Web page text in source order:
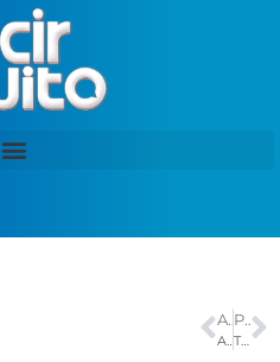
ANTERIOR
Assistência ao parto avança no Brasil, mas pré-natal ainda preocupa
PRÓXIMO
TV Brasil exibe no domingo 1º jogo da final do Brasileirão feminino